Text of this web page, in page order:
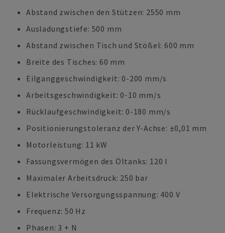
Abstand zwischen den Stützen: 2550 mm
Ausladungstiefe: 500 mm
Abstand zwischen Tisch und Stößel: 600 mm
Breite des Tisches: 60 mm
Eilganggeschwindigkeit: 0-200 mm/s
Arbeitsgeschwindigkeit: 0-10 mm/s
Rücklaufgeschwindigkeit: 0-180 mm/s
Positionierungstoleranz der Y-Achse: ±0,01 mm
Motorleistung: 11 kW
Fassungsvermögen des Öltanks: 120 l
Maximaler Arbeitsdruck: 250 bar
Elektrische Versorgungsspannung: 400 V
Frequenz: 50 Hz
Phasen: 3 + N